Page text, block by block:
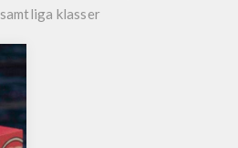
samtliga klasser